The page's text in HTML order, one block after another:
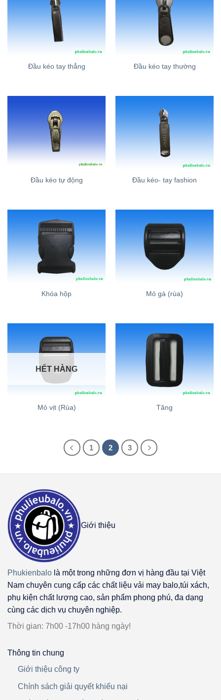
Đầu kéo tay thẳng Đầu kéo tay thường
Đầu kéo tự động Đầu kéo- tay fashion
Khóa hộp Mỏ gà (rùa)
HẾT HÀNG
Mỏ vịt (Rùa) Tăng
1 2 3
Giới thiệu
Phukienbalolà một trong những đơn vị hàng đầu tại Việt
Nam chuyên cung cấp các chất liệu vải may balo,túi xách,
phụ kiện chất lượng cao, sản phẩm phong phú, đa dạng
cùng các dịch vụ chuyên nghiệp.
Thời gian: 7h00 -17h00 hàng ngày!
Thông tin chung
Giới thiệu công ty
Chính sách giải quyết khiếu nại